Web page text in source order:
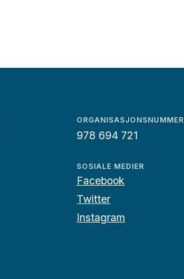
ORGANISASJONSNUMMER
978 694 721
SOSIALE MEDIER
Facebook
Twitter
Instagram